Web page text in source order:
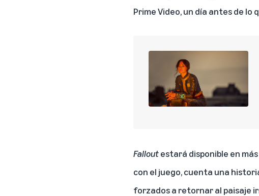
Prime Video, un día antes de lo
Falloutestará disponible en
con el juego, cuenta una
forzados a retornar al paisaje